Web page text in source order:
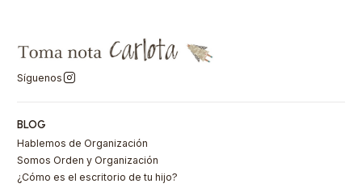
Síguenos
BLOG
Hablemos de Organización
Somos Orden y Organización
¿Cómo es el escritorio de tu hijo?